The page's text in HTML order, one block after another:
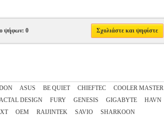
ψήφων: 0 Σχολιάστε και ψηφίστε
ASUS BE QUIET CHIEFTEC
COOLER MASTER
DESIGN FURY GENESIS GIGABYTE
HAVN
OEM RAIJINTEK SAVIO
SHARKOON